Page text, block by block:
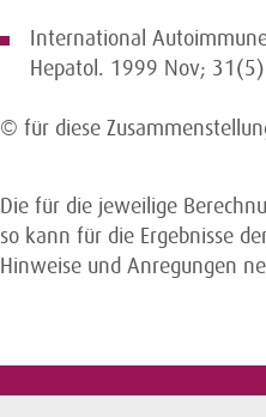
International
Hepatol. 1999 Nov;
© für diese
Die für die jeweilige
so kann für die Ergebnisse
Hinweise und Anregungen